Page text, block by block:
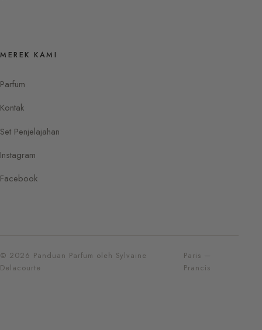
MEREK KAMI
Parfum
Kontak
Set Penjelajahan
Instagram
Facebook
© 2026 Panduan Parfum oleh Sylvaine
Delacourte
Paris —
Prancis